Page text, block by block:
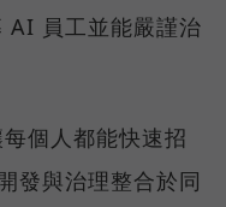
AI 員工並能嚴謹治
個人都能快速招
發與治理整合於同